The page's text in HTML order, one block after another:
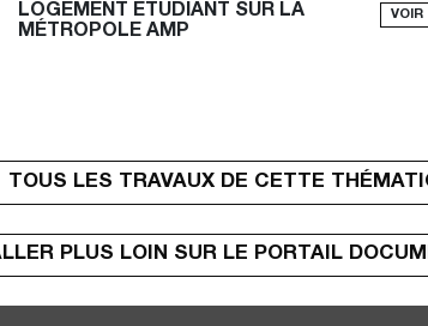
LOGEMENT ÉTUDIANT SUR LA
MÉTROPOLE AMP
VOIR
TOUS LES TRAVAUX DE CETTE
PLUS LOIN SUR LE PORTAIL